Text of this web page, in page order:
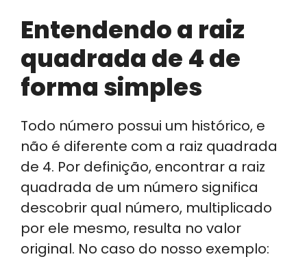
Entendendo a raiz
quadrada de 4 de
forma simples
Todo número possui um histórico, e
não é diferente com a raiz quadrada
de 4. Por definição, encontrar a raiz
quadrada de um número significa
descobrir qual número, multiplicado
por ele mesmo, resulta no valor
original. No caso do nosso exemplo: